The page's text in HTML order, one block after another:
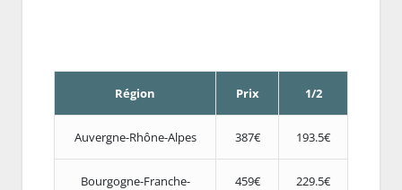
Région Prix 1/2
Auvergne-Rhône-Alpes 387€ 193.5€
Bourgogne-Franche-
459€ 229.5€